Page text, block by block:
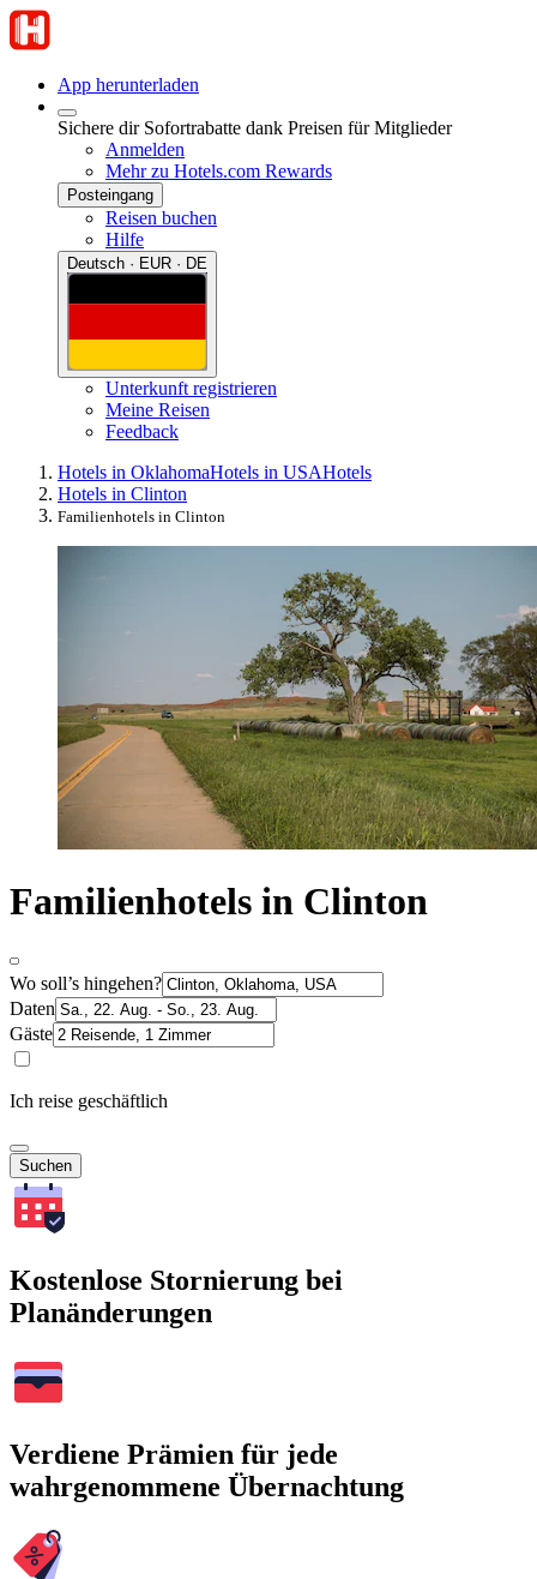
App herunterladen
Sichere dir Sofortrabatte dank Preisen für Mitglieder
Anmelden
Mehr zu Hotels.com Rewards
Posteingang
Reisen buchen
Hilfe
Deutsch · EUR · DE
Unterkunft registrieren
Meine Reisen
Feedback
Hotels in OklahomaHotels in USAHotels
Hotels in Clinton
Familienhotels in Clinton
Familienhotels in Clinton
Wo soll’s hingehen?
Daten
Gäste
Ich reise geschäftlich
Suchen
Kostenlose Stornierung bei
Planänderungen
Verdiene Prämien für jede
wahrgenommene Übernachtung